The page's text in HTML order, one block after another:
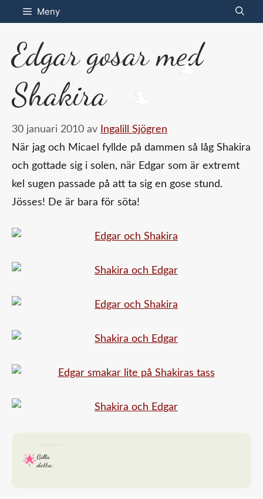
Hoppa
till
innehåll
Meny
Edgar gosar med
Shakira
30 januari 2010 av
Ingalill Sjögren
När jag och Micael fyllde på dammen så låg Shakira
och gottade sig i solen, när Edgar som är extremt
kel sugen passade på att ta sig en gose stund.
Jösses! De är bara för söta!
Gilla
detta: